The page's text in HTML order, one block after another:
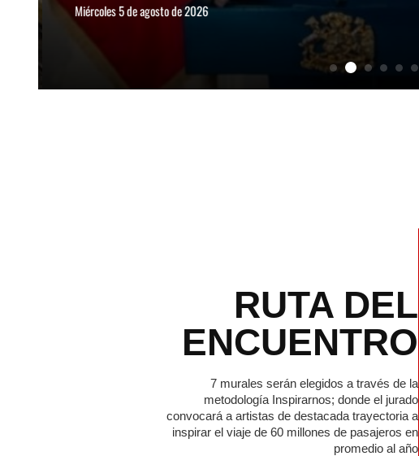
Miércoles 5 de agosto de 2026
RUTA DEL
ENCUENTRO
7 murales serán elegidos a través de la
metodología Inspirarnos; donde el jurado
convocará a artistas de destacada trayectoria a
inspirar el viaje de 60 millones de pasajeros en
promedio al año